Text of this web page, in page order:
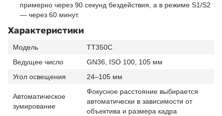
примерно через 90 секунд бездействия, а в режиме S1/S2
— через 60 минут.
Характеристики
Модель
TT350C
Ведущее число
GN36, ISO 100, 105 мм
Угол освещения
24–105 мм
Автоматическое
зумирование
Фокусное расстояние выбирается
автоматически в зависимости от
объектива и размера кадра